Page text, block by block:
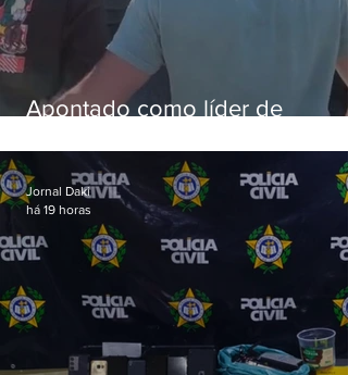
Apontado como líder de
aposentados é preso
Jornal Daki
há 19 horas